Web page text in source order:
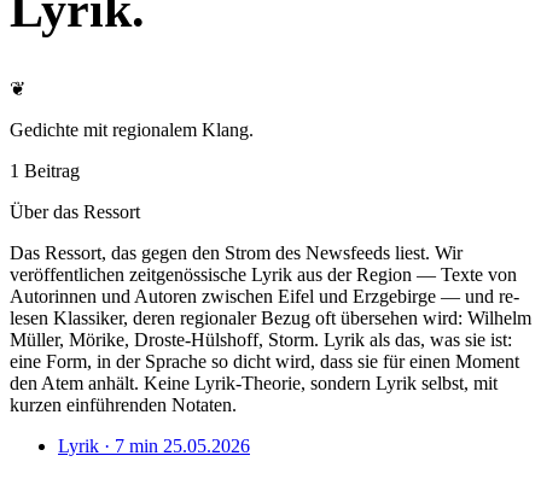
❦
Gedichte mit regionalem Klang.
1 Beitrag
Über das Ressort
Das Ressort, das gegen den Strom des Newsfeeds liest. Wir
veröffentlichen zeitgenössische Lyrik aus der Region — Texte von
Autorinnen und Autoren zwischen Eifel und Erzgebirge — und re-
lesen Klassiker, deren regionaler Bezug oft übersehen wird: Wilhelm
Müller, Mörike, Droste-Hülshoff, Storm. Lyrik als das, was sie ist:
eine Form, in der Sprache so dicht wird, dass sie für einen Moment
den Atem anhält. Keine Lyrik-Theorie, sondern Lyrik selbst, mit
kurzen einführenden Notaten.
Lyrik · 7 min 25.05.2026